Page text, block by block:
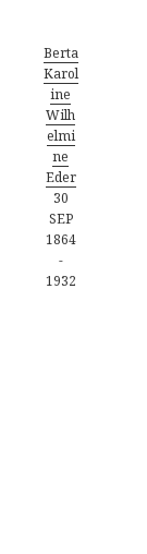
Berta
Karol
ine
Wilh
elmi
ne
Eder
30
SEP
1864
-
1932